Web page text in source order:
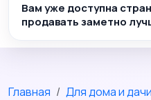
Вам уже доступна
продавать заметно
Главная Для дома и дачи